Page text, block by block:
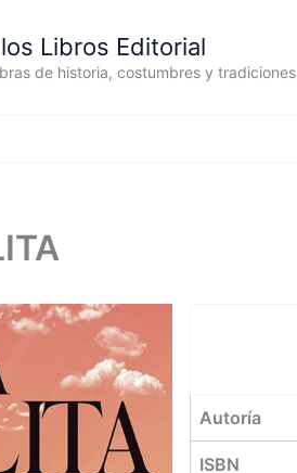
Libros Editorial
de historia, costumbres y tradiciones
Autoría
ISBN